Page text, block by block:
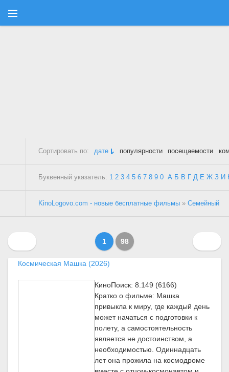
Сортировать по: дате популярности посещаемости
Буквенный указатель: 1 2 3 4 5 6 7 8 9 0 А Б В Д Е Ж З И
KinoLogovo.com - новые бесплатные фильмы » Семейный
1 98
Космическая Машка (2026)
КиноПоиск: 8.149 (6166)
Кратко о фильме: Машка
привыкла к миру, где каждый день
может начаться с подготовки к
полету, а самостоятельность
является не достоинством, а
необходимостью. Одиннадцать
лет она прожила на космодроме